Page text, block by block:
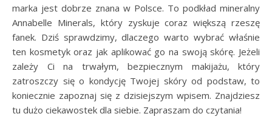
marka jest dobrze znana w Polsce. To podkład mineralny
Annabelle Minerals, który zyskuje coraz większą rzeszę
fanek. Dziś sprawdzimy, dlaczego warto wybrać właśnie
ten kosmetyk oraz jak aplikować go na swoją skórę. Jeżeli
zależy Ci na trwałym, bezpiecznym makijażu, który
zatroszczy się o kondycję Twojej skóry od podstaw, to
koniecznie zapoznaj się z dzisiejszym wpisem. Znajdziesz
tu dużo ciekawostek dla siebie. Zapraszam do czytania!